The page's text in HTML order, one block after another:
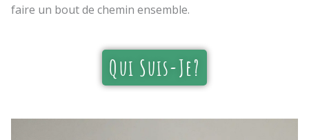
faire un bout de chemin ensemble.
Qui Suis-Je?